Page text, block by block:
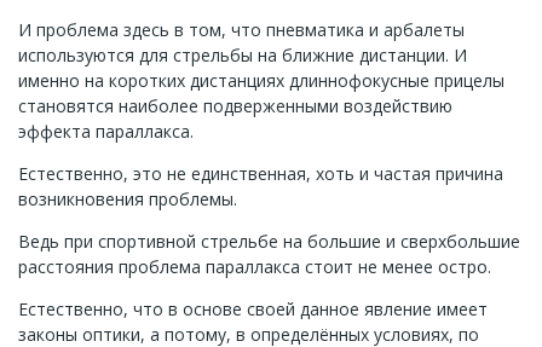
И проблема здесь в том, что пневматика и арбалеты
используются для стрельбы на ближние дистанции. И
именно на коротких дистанциях длиннофокусные прицелы
становятся наиболее подверженными воздействию
эффекта параллакса.
Естественно, это не единственная, хоть и частая причина
возникновения проблемы.
Ведь при спортивной стрельбе на большие и сверхбольшие
расстояния проблема параллакса стоит не менее остро.
Естественно, что в основе своей данное явление имеет
законы оптики, а потому, в определённых условиях, по